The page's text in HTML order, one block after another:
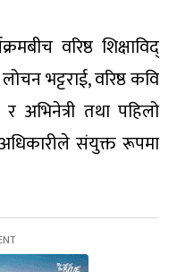
वरिष्ठ शिक्षाविद्
भट्टराई, वरिष्ठ कवि
अभिनेत्री तथा पहिलो
संयुक्त रूपमा